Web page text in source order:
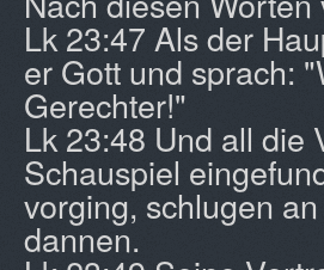
Lk 23:47 Als der
er Gott und sprach:
Gerechter!"
Lk 23:48 Und all die
Schauspiel
vorging, schlugen
dannen.